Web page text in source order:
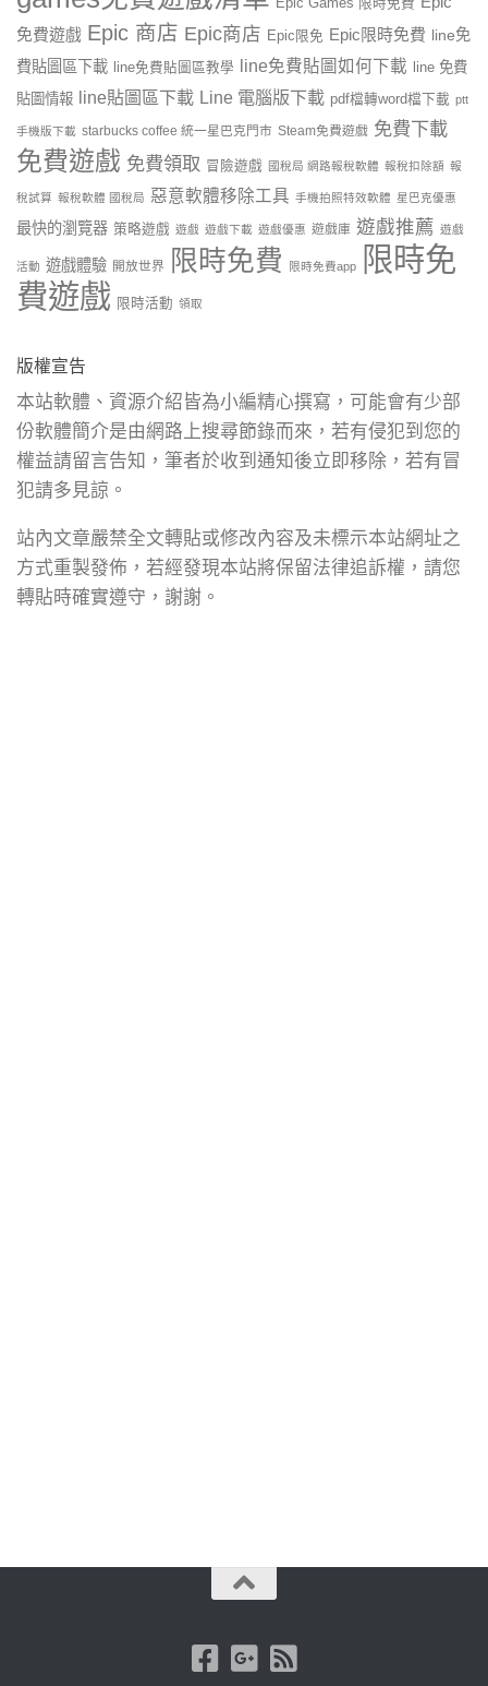
Epic Games 限時免費
免費遊戲 Epic 商店 Epic商店 Epic限免 Epic限時免費 line免
費貼圖區下載
line免費貼圖區教學 line免費貼圖如何下載
line 免費
貼圖情報
line貼圖區下載 Line 電腦版下載 pdf檔轉word檔下載 ptt
手機版下載 starbucks coffee 統一星巴克門市 Steam免費遊戲 免費下載
免費遊戲 免費領取 冒險遊戲 國稅局 網路報稅軟體 報稅扣除額 報
稅試算 報稅軟體 國稅局 惡意軟體移除工具 手機拍照特效軟體 星巴克優惠
最快的瀏覽器 策略遊戲 遊戲 遊戲下載 遊戲優惠 遊戲庫 遊戲推薦 遊戲
活動 遊戲體驗 開放世界 限時免費 限時免費app
限時免
費遊戲 限時活動 領取
版權宣告
本站軟體、資源介紹皆為小編精心撰寫，可能會有少部
份軟體簡介是由網路上搜尋節錄而來，若有侵犯到您的
權益請留言告知，筆者於收到通知後立即移除，若有冒
犯請多見諒。
站內文章嚴禁全文轉貼或修改內容及未標示本站網址之
方式重製發佈，若經發現本站將保留法律追訴權，請您
轉貼時確實遵守，謝謝。